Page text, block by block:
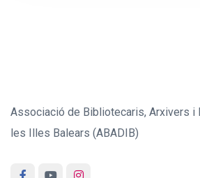
Associació de Bibliotecaris, Arxivers i
les Illes Balears (ABADIB)